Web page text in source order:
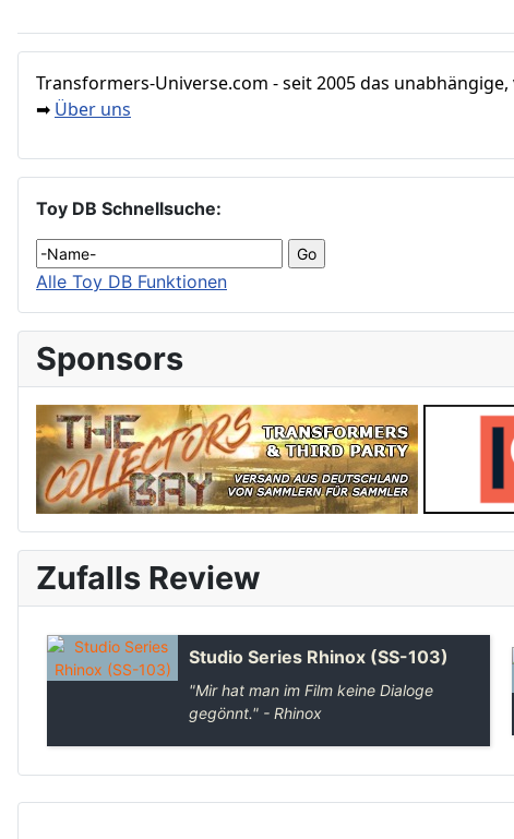
Transformers‑Universe.com - seit 2005 das
➡ Über uns
Toy DB Schnellsuche:
Alle Toy DB Funktionen
Sponsors
Zufalls Review
Studio Series Rhinox (SS-103)
"Mir hat man im Film keine Dialoge
gegönnt." - Rhinox